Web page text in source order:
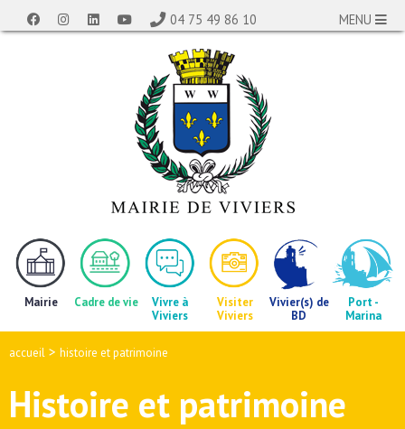
04 75 49 86 10 MENU
Mairie Cadre de vie
Vivre à
Viviers
Visiter
Viviers
Vivier(s) de
BD
Port -
Marina
accueil > histoire et patrimoine
Histoire et patrimoine